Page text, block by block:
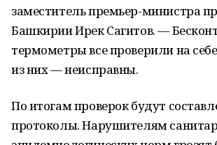
заместитель премьер-министра
Башкирии Ирек Сагитов. —
термометры все проверили на
из них — неисправны.
По итогам проверок будут
протоколы. Нарушителям